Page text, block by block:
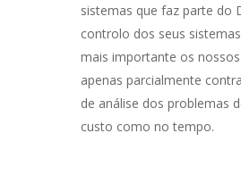
sistemas que faz parte do
controlo dos seus
mais importante os
apenas parcialmente
de análise dos problemas
custo como no tempo.